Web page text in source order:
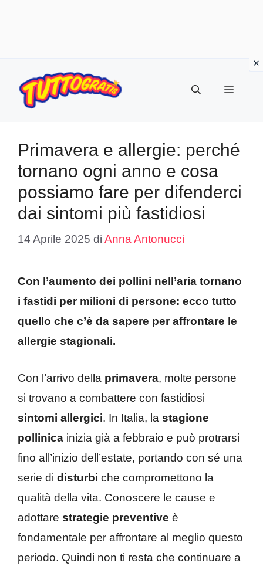
contenuto
Menu
Primavera e allergie: perché
tornano ogni anno e cosa
possiamo fare per difenderci
dai sintomi più fastidiosi
14 Aprile 2025 di Anna Antonucci
Con l’aumento dei pollini nell’aria tornano
i fastidi per milioni di persone: ecco tutto
quello che c’è da sapere per affrontare le
allergie stagionali.
Con l’arrivo della primavera, molte persone
si trovano a combattere con fastidiosi
sintomi allergici. In Italia, la stagione
pollinica inizia già a febbraio e può protrarsi
fino all’inizio dell’estate, portando con sé una
serie di disturbi che compromettono la
qualità della vita. Conoscere le cause e
adottare strategie preventive è
fondamentale per affrontare al meglio questo
periodo.​ Quindi non ti resta che continuare a